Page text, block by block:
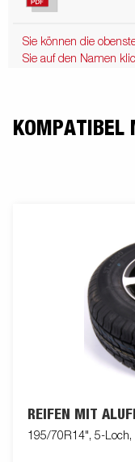
Sie können die
Sie auf den Namen
KOMPATIBEL
REIFEN MIT
195/70R14", 5-